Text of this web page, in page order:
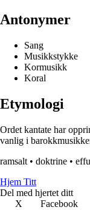
Antonymer
Sang
Musikkstykke
Kormusikk
Koral
Etymologi
Ordet kantate har
vanlig i
ramsalt • doktrine •
Hjem Titt
Del med hjertet ditt
X
Facebook